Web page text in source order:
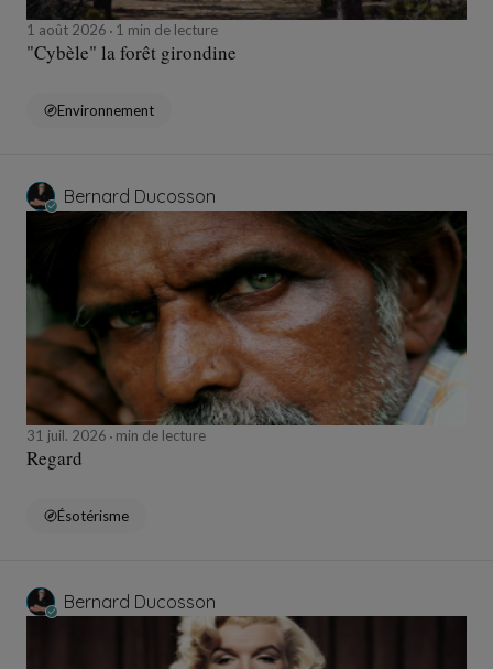
1 août 2026 1 min de lecture
"Cybèle" la forêt girondine
Environnement
Bernard Ducosson
31 juil. 2026 min de lecture
Regard
Ésotérisme
Bernard Ducosson